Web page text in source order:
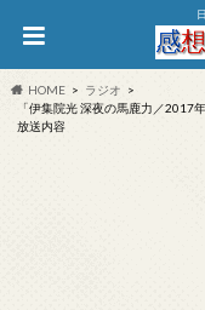
HOME
ラジオ
「伊集院光 深夜の馬鹿力／2017
放送内容